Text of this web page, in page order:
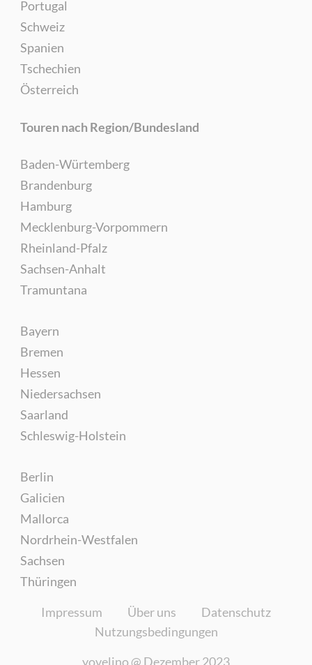
Portugal
Schweiz
Spanien
Tschechien
Österreich
Touren nach Region/Bundesland
Baden-Würtemberg
Brandenburg
Hamburg
Mecklenburg-Vorpommern
Rheinland-Pfalz
Sachsen-Anhalt
Tramuntana
Bayern
Bremen
Hessen
Niedersachsen
Saarland
Schleswig-Holstein
Berlin
Galicien
Mallorca
Nordrhein-Westfalen
Sachsen
Thüringen
Impressum Über uns
Datenschutz
Nutzungsbedingungen
yovelino @ Dezember 2023